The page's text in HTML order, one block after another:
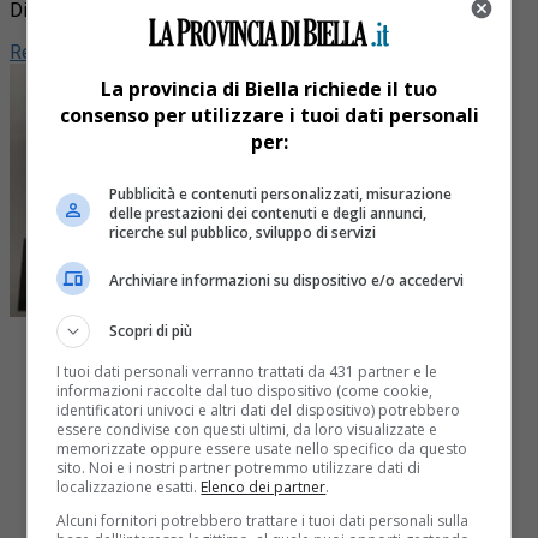
Di
Redazione
Share
Tweet
La provincia di Biella richiede il tuo
consenso per utilizzare i tuoi dati personali
per:
Pubblicità e contenuti personalizzati, misurazione
delle prestazioni dei contenuti e degli annunci,
ricerche sul pubblico, sviluppo di servizi
Archiviare informazioni su dispositivo e/o accedervi
Scopri di più
I tuoi dati personali verranno trattati da 431 partner e le
informazioni raccolte dal tuo dispositivo (come cookie,
identificatori univoci e altri dati del dispositivo) potrebbero
essere condivise con questi ultimi, da loro visualizzate e
memorizzate oppure essere usate nello specifico da questo
sito. Noi e i nostri partner potremmo utilizzare dati di
localizzazione esatti. Elenco dei partner.
Alcuni fornitori potrebbero trattare i tuoi dati personali sulla